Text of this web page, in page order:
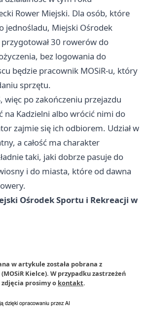
Rower Miejski. Dla osób, które
jednośladu, Miejski Ośrodek
30 rowerów do
bez logowania do
będzie pracownik MOSiR-u, który
sprzętu.
więc po zakończeniu przejazdu
na Kadzielni albo wrócić nimi do
zajmie się ich odbiorem. Udział w
a całość ma charakter
taki, jaki dobrze pasuje do
i do miasta, które od dawna
Ośrodek Sportu i Rekreacji w
w artykule została pobrana z
Kielce). W przypadku zastrzeżeń
prosimy o kontakt.